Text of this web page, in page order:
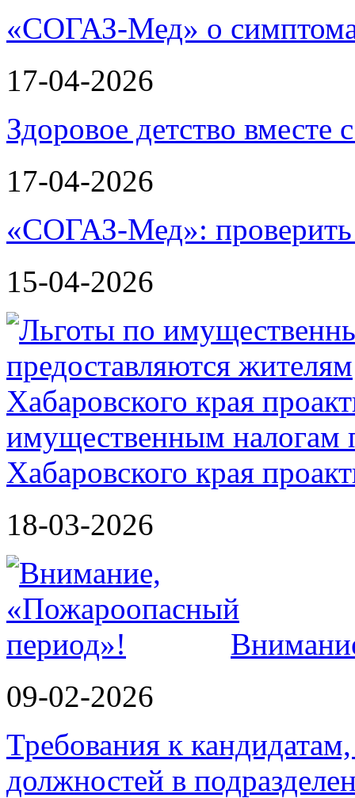
«СОГАЗ-Мед» о
17-04-2026
Здоровое детство
17-04-2026
«СОГАЗ-Мед»: проверить
15-04-2026
имущественным налогам
Хабаровского края
18-03-2026
09-02-2026
Требования к
должностей в